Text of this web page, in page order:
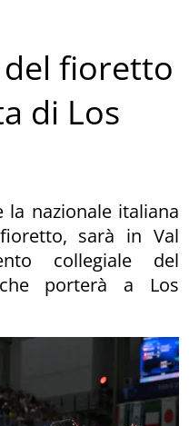
del fioretto
di Los
la nazionale italiana
sarà in Val
collegiale del
porterà a Los